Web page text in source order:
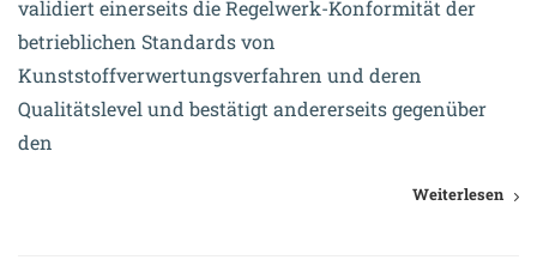
validiert einerseits die Regelwerk-Konformität der
betrieblichen Standards von
Kunststoffverwertungsverfahren und deren
Qualitätslevel und bestätigt andererseits gegenüber
den
Weiterlesen